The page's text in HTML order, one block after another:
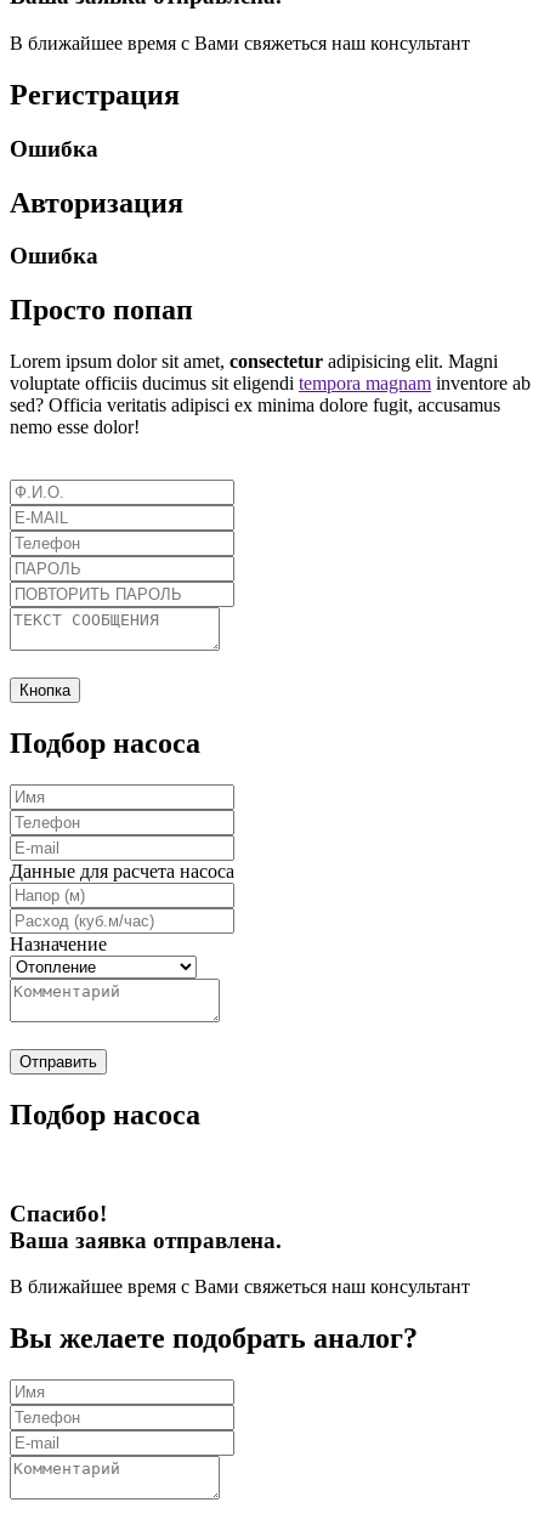
В ближайшее время с Вами свяжеться наш консультант
Регистрация
Ошибка
Авторизация
Ошибка
Просто попап
Lorem ipsum dolor sit amet, consectetur adipisicing elit. Magni
voluptate officiis ducimus sit eligendi tempora magnam inventore ab
sed? Officia veritatis adipisci ex minima dolore fugit, accusamus
nemo esse dolor!
Кнопка
Подбор насоса
Данные для расчета насоса
Назначение
Отправить
Подбор насоса
Спасибо!
Ваша заявка отправлена.
В ближайшее время с Вами свяжеться наш консультант
Вы желаете подобрать аналог?